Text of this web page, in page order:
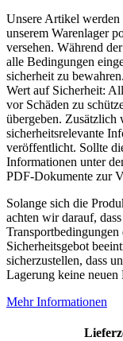
Unsere Artikel
unserem Warenlager
versehen. Während
alle Bedingungen
sicherheit zu
Wert auf Sicherheit:
vor Schäden zu
übergeben. Zusätzlich
sicherheitsrelevante
veröffentlicht. Sollte
Informationen unter
PDF-Dokumente zur
Solange sich die
achten wir darauf,
Sicherheitsgebot
sicherzustellen, dass
Lagerung keine
Mehr Informationen